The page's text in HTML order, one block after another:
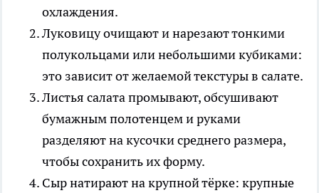
охлаждения.
Луковицу очищают и нарезают тонкими
полукольцами или небольшими кубиками:
это зависит от желаемой текстуры в салате.
Листья салата промывают, обсушивают
бумажным полотенцем и руками
разделяют на кусочки среднего размера,
чтобы сохранить их форму.
Сыр натирают на крупной тёрке: крупные